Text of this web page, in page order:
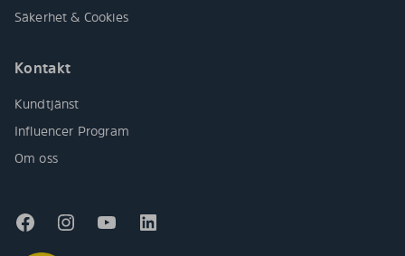
Säkerhet & Cookies
Kontakt
Kundtjänst
Influencer Program
Om oss